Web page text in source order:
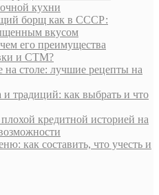
кухни
борщ как в СССР:
вкусом
его преимущества
и СТМ?
на столе: лучшие рецепты на
традиций: как выбрать и что
кредитной историей на
как составить, что учесть и